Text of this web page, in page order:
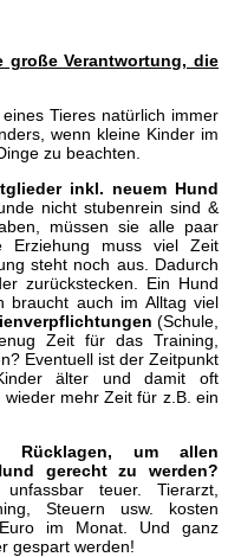
Verantwortung, die
Tieres natürlich immer
wenn kleine Kinder im
zu beachten.
inkl. neuem Hund
nicht stubenrein sind &
müssen sie alle paar
Erziehung muss viel Zeit
steht noch aus. Dadurch
zurückstecken. Ein Hund
braucht auch im Alltag viel
(Schule,
Zeit für das Training,
Eventuell ist der Zeitpunkt
älter und damit oft
mehr Zeit für z.B. ein
Rücklagen, um allen
gerecht zu werden?
teuer. Tierarzt,
Steuern usw. kosten
im Monat. Und ganz
gespart werden!